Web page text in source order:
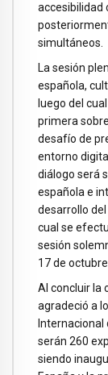
accesibilidad
simultáneos.
La sesión
española,
luego del
primera
desafío de
entorno
diálogo será
española e
desarrollo
cual se
sesión
17 de octubre.
Al concluir la
agradeció a
Internacional
serán 260
siendo